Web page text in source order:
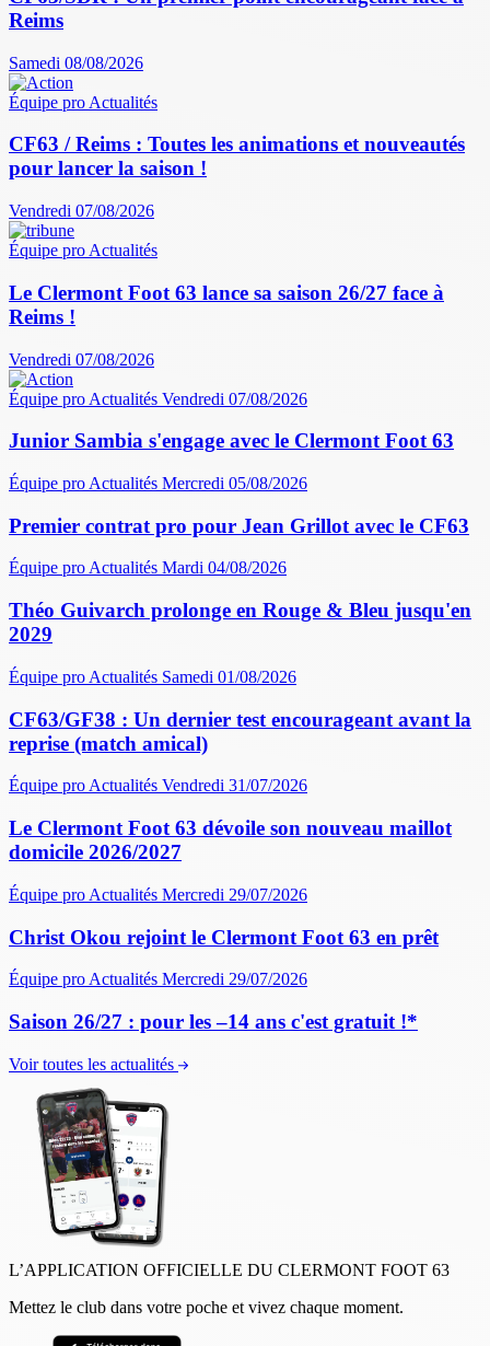
Reims
Samedi 08/08/2026
Équipe pro Actualités
CF63 / Reims : Toutes les animations et nouveautés
pour lancer la saison !
Vendredi 07/08/2026
Équipe pro Actualités
Le Clermont Foot 63 lance sa saison 26/27 face à
Reims !
Vendredi 07/08/2026
Équipe pro Actualités Vendredi 07/08/2026
Junior Sambia s'engage avec le Clermont Foot 63
Équipe pro Actualités Mercredi 05/08/2026
Premier contrat pro pour Jean Grillot avec le CF63
Équipe proActualités Mardi 04/08/2026
Théo Guivarch prolonge en Rouge & Bleu jusqu'en
2029
Équipe pro Actualités Samedi 01/08/2026
CF63/GF38 : Un dernier test encourageant avant la
reprise (match amical)
Équipe pro Actualités Vendredi 31/07/2026
Le Clermont Foot 63 dévoile son nouveau maillot
domicile 2026/2027
Équipe pro Actualités Mercredi 29/07/2026
Christ Okou rejoint le Clermont Foot 63 en prêt
Équipe pro Actualités Mercredi 29/07/2026
Saison 26/27 : pour les –14 ans c'est gratuit !*
Voir toutes les actualités
L’APPLICATION OFFICIELLE DU CLERMONT FOOT 63
Mettez le club dans votre poche et vivez chaque moment.